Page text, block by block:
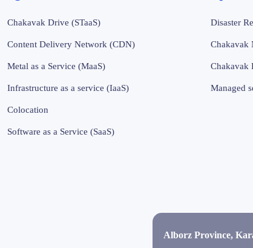
Chakavak Drive (STaaS)
Content Delivery Network (CDN)
Metal as a Service (MaaS)
Infrastructure as a service (IaaS)
Colocation
Software as a Service (SaaS)
Disaster
Chakavak
Chakavak
Managed
Alborz Province,